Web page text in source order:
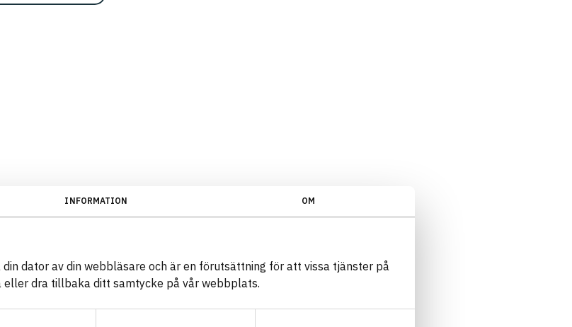
INFORMATION OM
dator av din webbläsare och är en förutsättning för att vissa tjänster på
eller dra tillbaka ditt samtycke på vår webbplats.